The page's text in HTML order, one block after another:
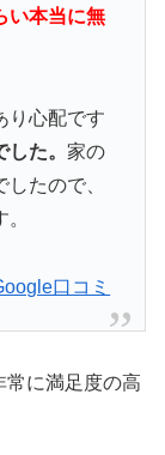
い本当に無
り心配です
た。 家の
たので、
口コミ
常に満足度の高